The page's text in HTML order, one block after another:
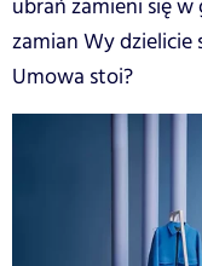
ubrań zamieni się
zamian Wy dzielicie
Umowa stoi?